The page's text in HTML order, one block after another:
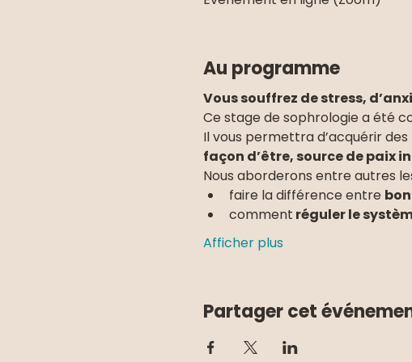
Au programme
Vous souffrez de stress,
Ce stage de sophrologie a été
Il vous permettra d’acquérir
façon d’être, source de paix
Nous aborderons entre autres
faire la différence entre
comment réguler le
Afficher plus
Partager cet